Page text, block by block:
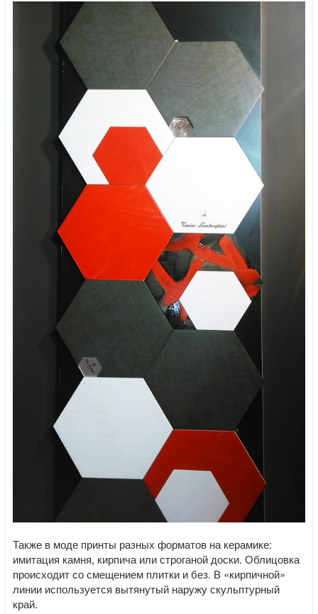
Также в моде принты разных форматов на керамике:
имитация камня, кирпича или строганой доски. Облицовка
происходит со смещением плитки и без. В «кирпичной»
линии используется вытянутый наружу скульптурный
край.